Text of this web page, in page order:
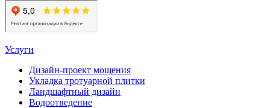
Услуги
Дизайн-проект мощения
Укладка тротуарной плитки
Ландшафтный дизайн
Водоотведение